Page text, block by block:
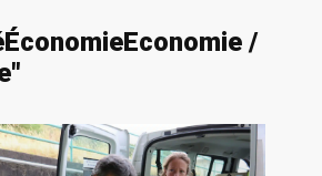
ÉconomieEconomie /
"